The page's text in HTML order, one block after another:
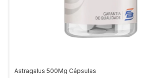
Astragalus 500Mg Cápsulas